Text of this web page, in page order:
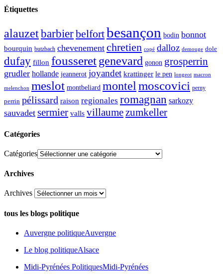
Étiquettes
alauzetbarbierbelfortbesançon bodin bonnot
bourquin butzbach chevenement chretien copé dalloz demouge dole
dufay fillon fousseretgenevard gonon grosperrin
grudler hollande jeannerot joyandet krattinger le pen longeot macron
melenchon meslot montbeliard montelmoscovici perny
perrin pélissard raison regionales romagnan sarkozy
sauvadet sermier valls villaumezumkeller
Catégories
Catégories
Archives
Archives
tous les blogs politique
Auvergne politiqueAuvergne
Le blog politiqueAlsace
Midi-Pyrénées PolitiquesMidi-Pyrénées